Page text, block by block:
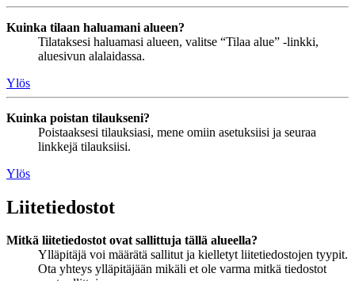
Kuinka tilaan haluamani alueen?
Tilataksesi haluamasi alueen, valitse “Tilaa alue” -linkki,
aluesivun alalaidassa.
Ylös
Kuinka poistan tilaukseni?
Poistaaksesi tilauksiasi, mene omiin asetuksiisi ja seuraa
linkkejä tilauksiisi.
Ylös
Liitetiedostot
Mitkä liitetiedostot ovat sallittuja tällä alueella?
Ylläpitäjä voi määrätä sallitut ja kielletyt liitetiedostojen tyypit.
Ota yhteys ylläpitäjään mikäli et ole varma mitkä tiedostot